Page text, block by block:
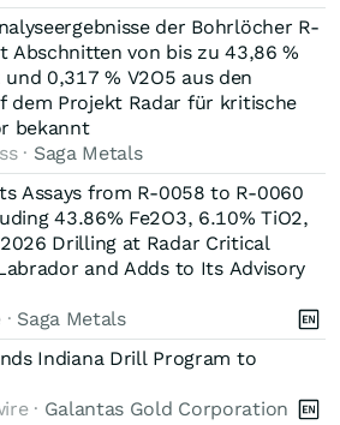
der Bohrlöcher R-
Abschnitten von bis zu 43,86 %
und 0,317 % V2O5 aus den
dem Projekt Radar für kritische
bekannt
· Saga Metals
Assays from R-0058 to R-0060
43.86% Fe2O3, 6.10% TiO2,
Drilling at Radar Critical
and Adds to Its Advisory
Saga Metals
Indiana Drill Program to
· Galantas Gold Corporation